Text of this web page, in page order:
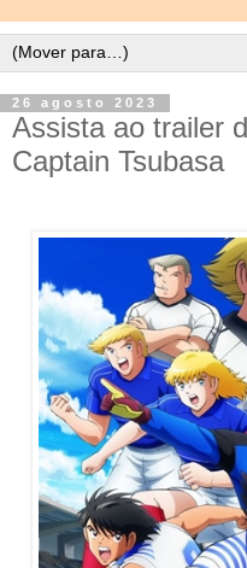
26 agosto 2023
Assista ao trailer
Captain Tsubasa